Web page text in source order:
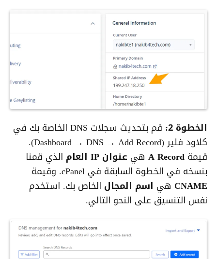
الخطوة 2:
قم بتحديث سجلات DNS الخاصة بك في
كلاود فلير (Dashboard → DNS → Add Record).
قيمة A Record هي عنوان IP العام
الذي قمنا
بنسخه في الخطوة السابقة في cPanel. وقيمة
CNAME هي اسم المجال الخاص بك. استخدم
نفس التنسيق على النحو التالي.